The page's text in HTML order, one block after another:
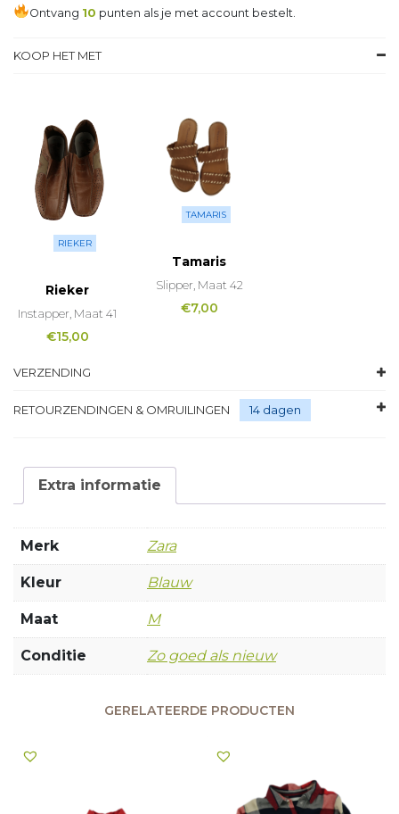
Ontvang 10 punten als je met account bestelt.
KOOP HET MET
RIEKER
Rieker
Instapper, Maat 41
€15,00
TAMARIS
Tamaris
Slipper, Maat 42
€7,00
VERZENDING
RETOURZENDINGEN & OMRUILINGEN 14 dagen
Extra informatie
Merk Zara
Kleur Blauw
Maat M
Conditie Zo goed als nieuw
GERELATEERDE PRODUCTEN